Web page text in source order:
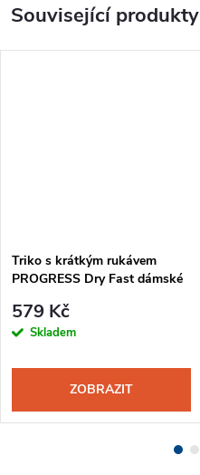
Související produkty
Triko s krátkým rukávem
PROGRESS Dry Fast dámské
579 Kč
Skladem
ZOBRAZIT